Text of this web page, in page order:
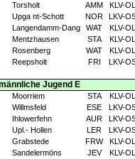
Torsholt AMM
KLV-OL
Upga nt-Schott NOR
LKV-
Langendamm-Dang WAT
KLV-OL
Mentzhausen STA
KLV-OL
Rosenberg WAT
KLV-OL
Reepsholt FRI LKV-
Jugend E
Moorriem STA
KLV-OL
Willmsfeld ESE
LKV-
Ihlowerfehn AUR
LKV-
Upl.- Hollen LER
LKV-
Grabstede FRW
KLV-OL
Sandelermöns JEV
KLV-OL